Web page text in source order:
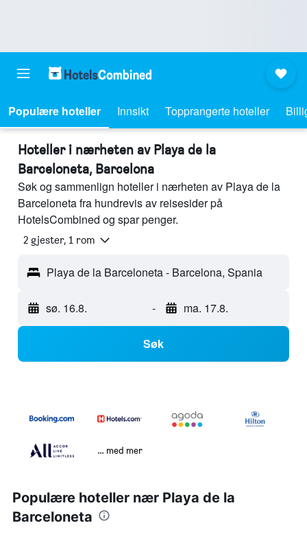
Populære hoteller Innsikt Topprangerte hoteller
Hoteller i nærheten av Playa de la
Barceloneta, Barcelona
Søk og sammenlign hoteller i nærheten av Playa de la
Barceloneta fra hundrevis av reisesider på
HotelsCombined og spar penger.
2 gjester, 1 rom
Playa de la Barceloneta - Barcelona, Spania
sø. 16.8. - ma. 17.8.
Søk
… med mer
Populære hoteller nær Playa de la
Barceloneta